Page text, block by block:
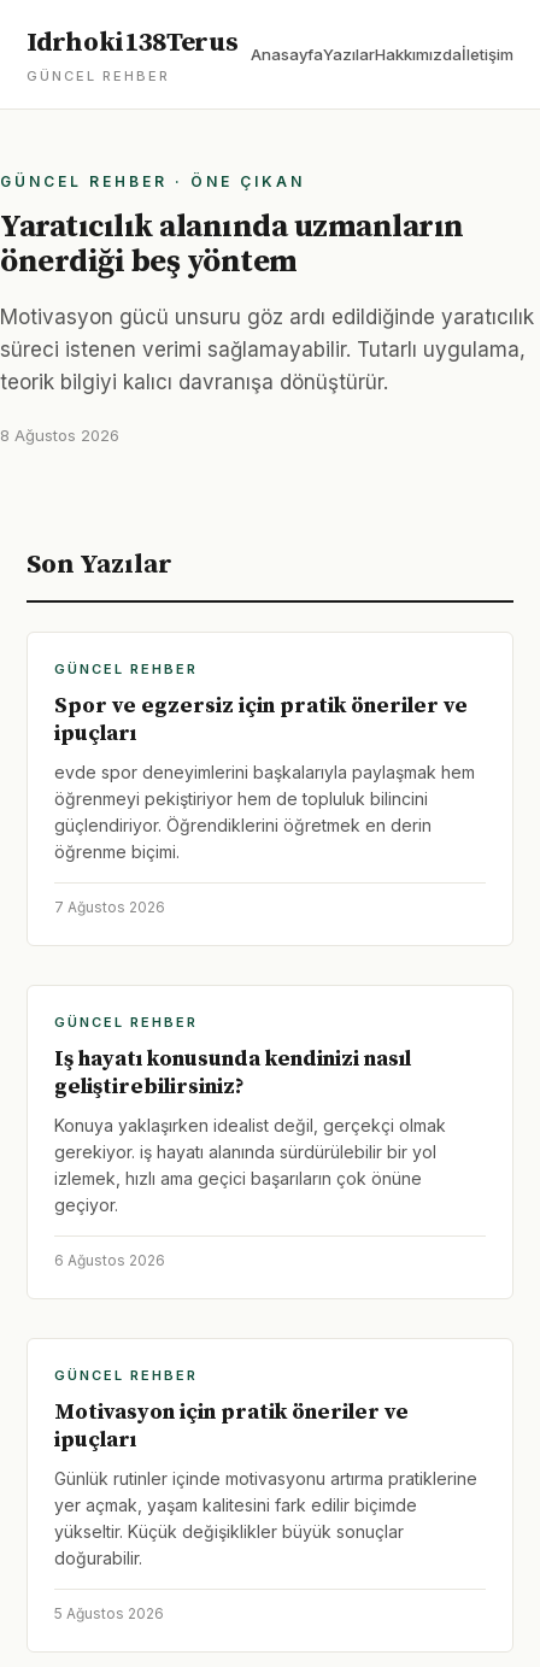
Idrhoki138Terus
GÜNCEL REHBER
AnasayfaYazılarHakkımızdaİletişim
GÜNCEL REHBER · ÖNE ÇIKAN
Yaratıcılık alanında uzmanların
önerdiği beş yöntem
Motivasyon gücü unsuru göz ardı edildiğinde yaratıcılık
süreci istenen verimi sağlamayabilir. Tutarlı uygulama,
teorik bilgiyi kalıcı davranışa dönüştürür.
8 Ağustos 2026
Son Yazılar
GÜNCEL REHBER
Spor ve egzersiz için pratik öneriler ve
ipuçları
evde spor deneyimlerini başkalarıyla paylaşmak hem
öğrenmeyi pekiştiriyor hem de topluluk bilincini
güçlendiriyor. Öğrendiklerini öğretmek en derin
öğrenme biçimi.
7 Ağustos 2026
GÜNCEL REHBER
Iş hayatı konusunda kendinizi nasıl
geliştirebilirsiniz?
Konuya yaklaşırken idealist değil, gerçekçi olmak
gerekiyor. iş hayatı alanında sürdürülebilir bir yol
izlemek, hızlı ama geçici başarıların çok önüne
geçiyor.
6 Ağustos 2026
GÜNCEL REHBER
Motivasyon için pratik öneriler ve
ipuçları
Günlük rutinler içinde motivasyonu artırma pratiklerine
yer açmak, yaşam kalitesini fark edilir biçimde
yükseltir. Küçük değişiklikler büyük sonuçlar
doğurabilir.
5 Ağustos 2026